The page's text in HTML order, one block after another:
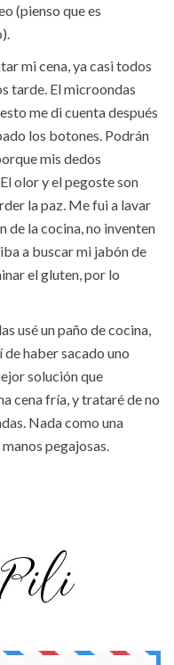
(pienso que es
mi cena, ya casi todos
tarde. El microondas
me di cuenta después
los botones. Podrán
mis dedos
olor y el pegoste son
la paz. Me fui a lavar
de la cocina, no inventen
a buscar mi jabón de
el gluten, por lo
usé un paño de cocina,
haber sacado uno
solución que
cena fría, y trataré de no
Nada como una
pegajosas.